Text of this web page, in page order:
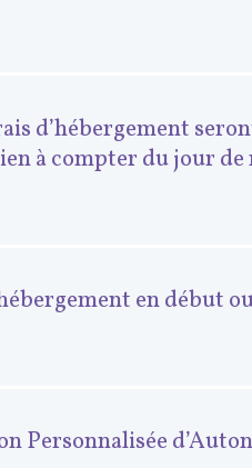
d’hébergement
à compter du jour de
en début
Personnalisée